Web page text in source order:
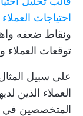
احتياجات العملاء
ونقاط ضعفه
توقعات
على سبيل
العملاء الذين
المتخصصين في